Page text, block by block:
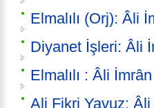
Elmalılı (Orj): Âli
Diyanet İşleri: Âli
Elmalılı : Âli
Ali Fikri Yavuz: Âli